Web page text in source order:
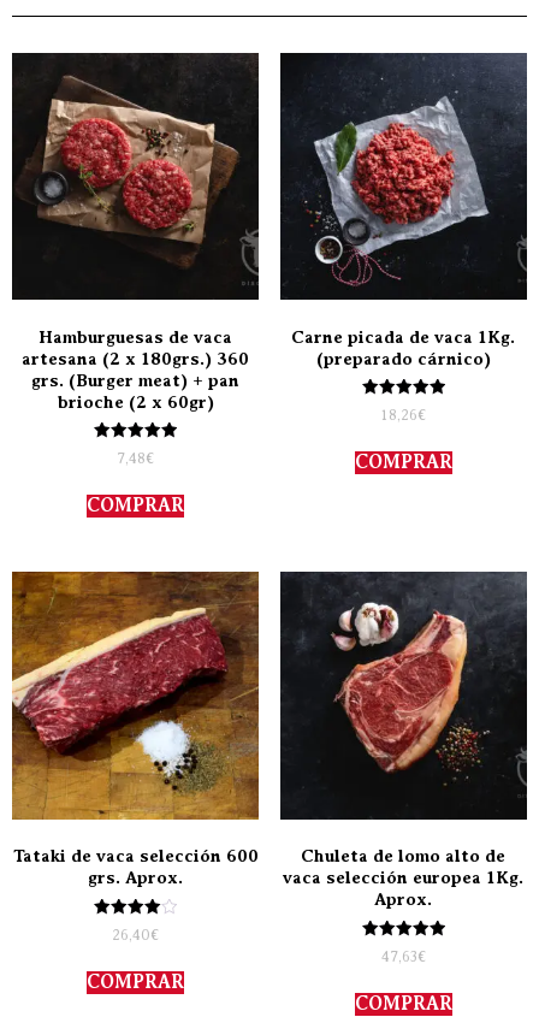
Hamburguesas de vaca
artesana (2 x 180grs.) 360
grs. (Burger meat) + pan
brioche (2 x 60gr)
Valorado
con
de 5
7,48€
COMPRAR
Carne picada de vaca 1Kg.
(preparado cárnico)
Valorado
con
de 5
18,26€
COMPRAR
Tataki de vaca selección 600
grs. Aprox.
Valorado
con
de 5
26,40€
COMPRAR
Chuleta de lomo alto de
vaca selección europea 1Kg.
Aprox.
Valorado
con
de 5
47,63€
COMPRAR